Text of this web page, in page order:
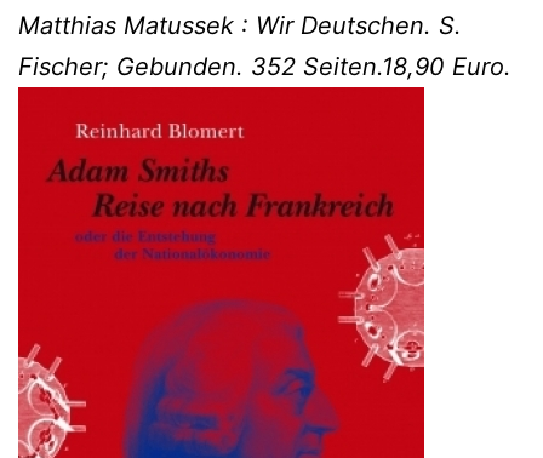
Matthias Matussek : Wir Deutschen. S.
Fischer; Gebunden. 352 Seiten.18,90 Euro.